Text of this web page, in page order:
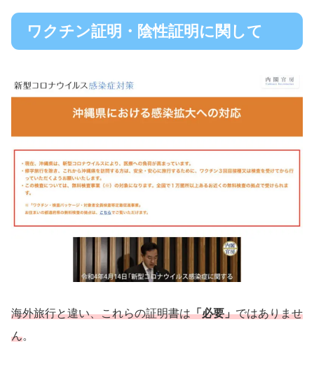
ワクチン証明・陰性証明に関して
海外旅行と違い、これらの証明書は「必要」ではありませ
ん。